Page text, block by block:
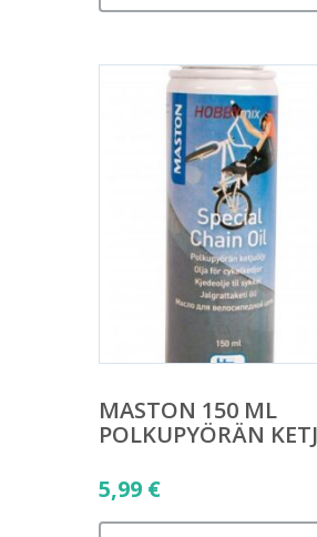
MASTON 150 ML
POLKUPYÖRÄN
5,99 €